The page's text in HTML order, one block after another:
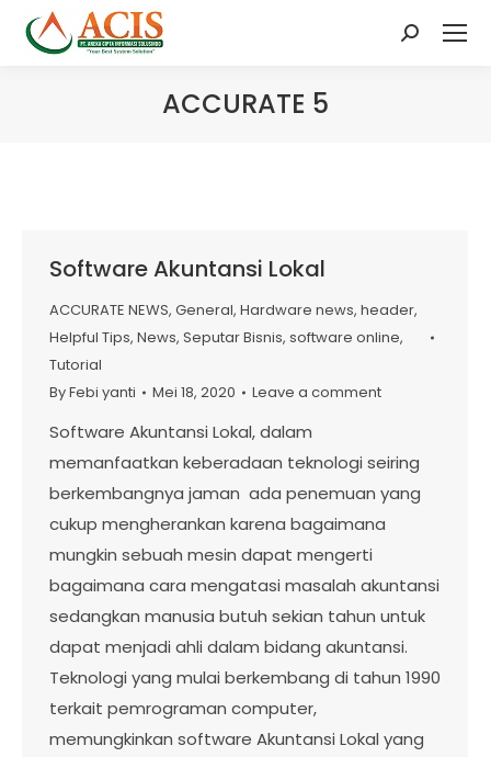
Search:
ACCURATE 5
Software Akuntansi Lokal
ACCURATE NEWS, General, Hardware news, header,
Helpful Tips, News, Seputar Bisnis, software online,
Tutorial
ByFebi yanti Mei 18, 2020 Leave a comment
Software Akuntansi Lokal, dalam
memanfaatkan keberadaan teknologi seiring
berkembangnya jaman ada penemuan yang
cukup mengherankan karena bagaimana
mungkin sebuah mesin dapat mengerti
bagaimana cara mengatasi masalah akuntansi
sedangkan manusia butuh sekian tahun untuk
dapat menjadi ahli dalam bidang akuntansi.
Teknologi yang mulai berkembang di tahun 1990
terkait pemrograman computer,
memungkinkan software Akuntansi Lokal yang